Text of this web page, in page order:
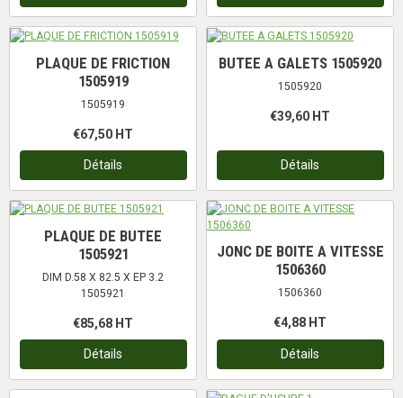
PLAQUE DE FRICTION
1505919
1505919
€67,50 HT
Détails
BUTEE A GALETS 1505920
1505920
€39,60 HT
Détails
PLAQUE DE BUTEE
1505921
DIM D.58 X 82.5 X EP 3.2
1505921
€85,68 HT
Détails
JONC DE BOITE A VITESSE
1506360
1506360
€4,88 HT
Détails